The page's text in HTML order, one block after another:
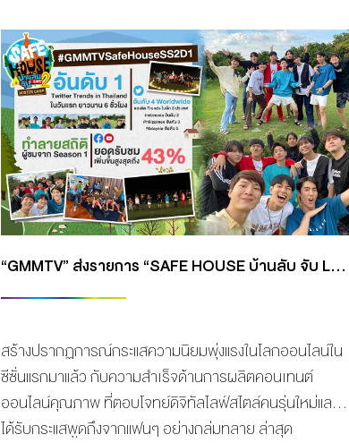
ยูจีน-ธนาณัติ ภคธง ซิง ฯลฯ ถือฤกษ์ดีทำพิธีบวงสรวงเอา
ฤกษ์เอาชัยเพื่อความเป็นสิริมงคล ก่อนละครจะออกอากาศ
ให้แฟนๆ ได้รับชมตอนแรกใน วันพุธที่ 24 พฤศจิกายน นี้ ซึ่ง
บรรยากาศภายในงานเป็นไปอย่างคึกคัก ภายใต้มาตรการ
ความปลอดภัย COVID-19 ณ อาคารจีเอ็มเอ็ม แกรมมี่เพลส
เมื่อเช้าวันจันทร์ที่ 22 พฤศจิกายน ภาพบรรยากาศพิธี
บวงสรวงละครวิมานทราย ตัวอย่างละครวิมานทราย เมื่อ
ความรักที่เขามีให้เธอ กลับกลาย เป็นความแค้น ชีวิตรักแสน
พวกเขาไปพร้อมกัน ติดตามชม ละครวิมานทราย ทุกวันพุธ-
พฤหัสบดี เวลา 20:20 […]
“GMMTV” ส่งรายการ “SAFE HOUSE บ้านลับ จับ LIVE” ซีซั่น 2 ครองใจผู้ชม ขึ้นอันดับ 1 บนโซเชียลมีเดีย
สร้างปรากฏการณ์กระแสความนิยมพุ่งแรงในโลกออนไลน์ใน
ซีซั่นแรกมาแล้ว กับความสำเร็จด้านการผลิตคอนเทนต์
ออนไลน์คุณภาพ ที่ตอบโจทย์ดิจิทัลไลฟ์สไตล์คนรุ่นใหม่และ
ได้รับกระแสพูดถึงจากแฟนๆ อย่างถล่มทลาย ล่าสุด